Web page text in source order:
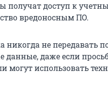
получат доступ к
вредоносным ПО.
никогда не передавать
даже если
могут использовать